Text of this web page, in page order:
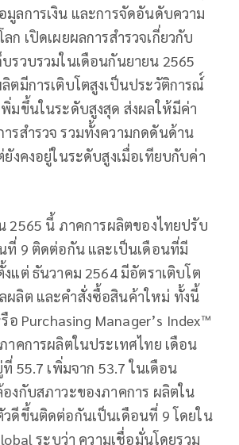
ลการเงิน และการจัดอันดับความ
ก เปิดเผยผลการสำรวจเกี่ยวกับ
รวบรวมในเดือนกันยายน 2565
ตมีการเติบโตสูงเป็นประวัติการณ์์
มขึ้นในระดับสูงสุด ส่งผลให้มีค่า
รสำรวจ รวมทั้งความกดดันด้าน
ยังคงอยู่ในระดับสูงเมื่อเทียบกับค่า
2565 นี้ ภาคการผลิตของไทยปรับ
ที่ 9 ติดต่อกัน และเป็นเดือนที่มี
แต่ ธันวาคม 2564 มีอัตราเติบโต
ผลิต และคำสั่งซื้อสินค้าใหม่ ทั้งนี้
อ Purchasing Manager’s Index™
าคการผลิตในประเทศไทย เดือน
55.7 เพิ่มจาก 53.7 ในเดือน
งกับสภาวะของภาคการ ผลิตใน
ดีขึ้นติดต่อกันเป็นเดือนที่ 9 โดยใน
ระบุว่า ความเชื่อมั่นโดยรวม